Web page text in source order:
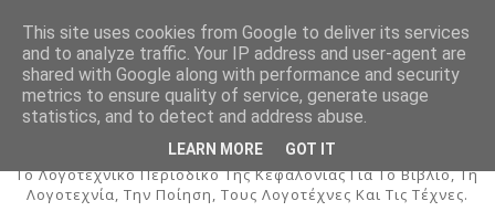
ΚΕΦΑΛΟΣ
To Λογοτεχνικό Περιοδικό Της Κεφαλονιάς Για Το Βιβλίο, Τη
Λογοτεχνία, Την Ποίηση, Τους Λογοτέχνες Και Τις Τέχνες.
This site uses cookies from Google to deliver its services
and to analyze traffic. Your IP address and user-agent are
shared with Google along with performance and security
metrics to ensure quality of service, generate usage
statistics, and to detect and address abuse.
LEARN MORE GOT IT